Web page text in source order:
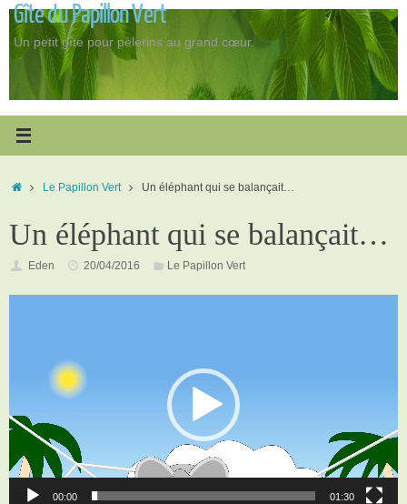
Passer
contenu
Gîte du Papillon Vert
Un petit gîte pour pèlerins au grand cœur.
AccueilLe Papillon Vert Un éléphant qui se balançait…
Un éléphant qui se balançait…
Eden 20/04/2016 Le Papillon Vert
00:00 01:30